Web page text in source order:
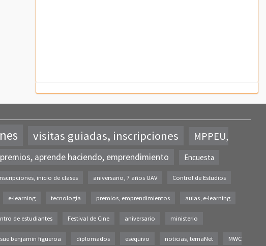
visitas guiadas, inscripciones
MPPEU,
premios, aprende haciendo, emprendimiento Encuesta
inicio de clases aniversario, 7 años UAV Control de Estudios
e-learning tecnología premios, emprendimientos aulas, e-learning
de estudiantes Festival de Cine aniversario ministerio
benjamin figueroa diplomados esequivo noticias, ternaNet MWC